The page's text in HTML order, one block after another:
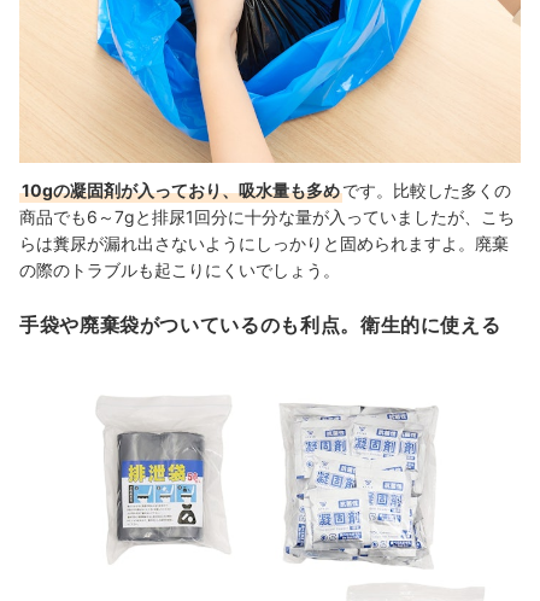
10gの凝固剤が入っており、吸水量も多めです。比較した多くの
商品でも6～7gと排尿1回分に十分な量が入っていましたが、こち
らは糞尿が漏れ出さないようにしっかりと固められますよ。廃棄
の際のトラブルも起こりにくいでしょう。
手袋や廃棄袋がついているのも利点。衛生的に使える